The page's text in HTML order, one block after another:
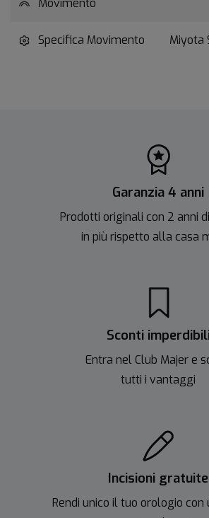
Movimento
Specifica Movimento Miyota
Garanzia 4 anni
Prodotti originali con 2 anni
in più rispetto alla casa
Sconti
Entra nel Club Majer e
tutti i vantaggi
Incisioni gratuite
Rendi unico il tuo orologio con